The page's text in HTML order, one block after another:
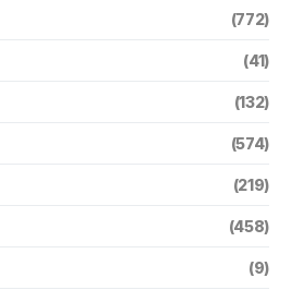
(772)
(41)
(132)
(574)
(219)
(458)
(9)